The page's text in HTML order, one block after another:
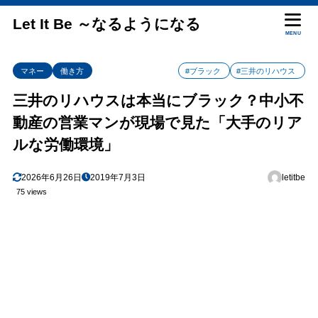
Let It Be ～なるようになる
MENU
マネー 働き方 #ブラック #三井のリハウス
三井のリハウスは本当にブラック？中小不
動産の営業マンが現場で見た「大手のリア
ルな労働環境」
2026年6月26日 2019年7月3日 letitbe
75 views